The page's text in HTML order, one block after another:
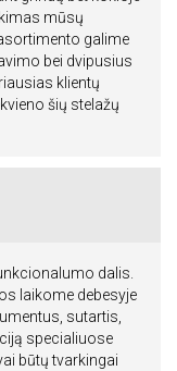
mūsų
galime
bei dvipusius
klientų
šių stelažų
dalis.
laikome debesyje
sutartis,
specialiuose
būtų tvarkingai